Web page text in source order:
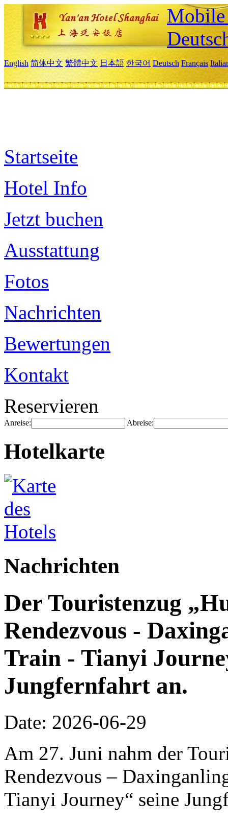
English 简体中文 繁體中文 日本語 한국어 Deutsch Français
Startseite
Hotel Info
Jetzt buchen
Ausstattung
Fotos
Nachrichten
Bewertungen
Kontakt
Reservieren
Anreise: Abreise:
Hotelkarte
Nachrichten
Der Touristenzug
Rendezvous -
Train - Tianyi
Jungfernfahrt an.
Date: 2026-06-29
Am 27. Juni nahm der
Rendezvous –
Tianyi Journey“ seine